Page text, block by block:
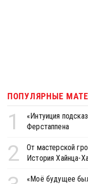
ПОПУЛЯРНЫЕ
1
«Интуиция
Ферстаппена
2
От мастерской
История Хайнца-
«Моё будущее